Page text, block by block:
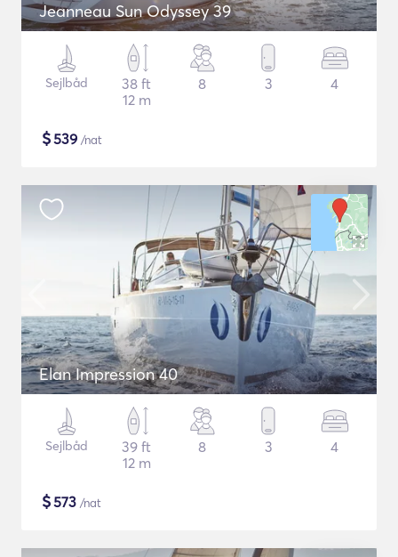
Jeanneau Sun Odyssey 39
Sejlbåd
38 ft
12 m
8 3 4
$539 /nat
Elan Impression 40
Sejlbåd
39 ft
12 m
8 3 4
$573 /nat